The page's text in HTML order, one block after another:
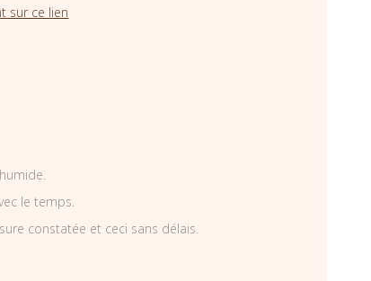
sur ce lien
le temps.
constatée et ceci sans délais.